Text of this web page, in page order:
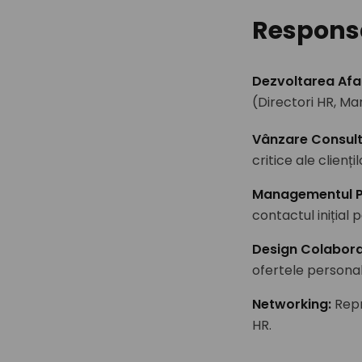
Dezvoltarea
(Directori HR,
Vânzare
critice ale
Managementul
contactul inițial
Design
ofertele
Networking:
HR.